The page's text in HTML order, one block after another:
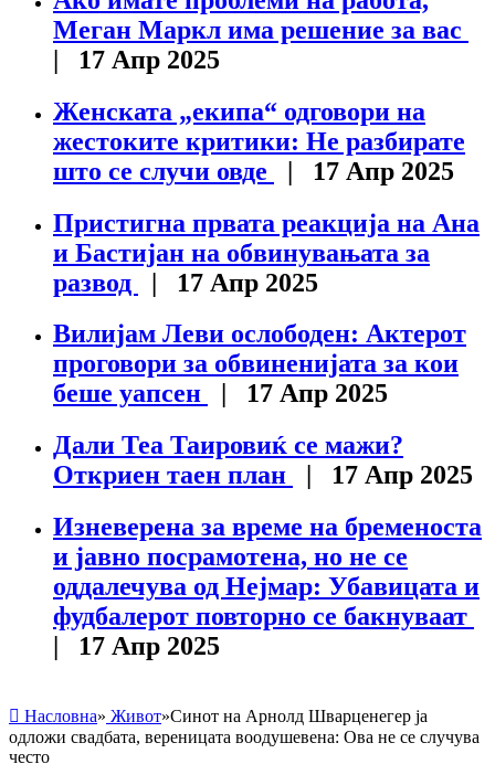
Меган Маркл има решение за вас
| 17 Апр 2025
Женската „екипа“ одговори на
жестоките критики: Не разбирате
што се случи овде
| 17 Апр 2025
Пристигна првата реакција на Ана
и Бастијан на обвинувањата за
развод
| 17 Апр 2025
Вилијам Леви ослободен: Актерот
проговори за обвиненијата за кои
беше уапсен
| 17 Апр 2025
Дали Теа Таировиќ се мажи?
Откриен таен план
| 17 Апр 2025
Изневерена за време на бременоста
и јавно посрамотена, но не се
оддалечува од Нејмар: Убавицата и
фудбалерот повторно се бакнуваат
| 17 Апр 2025
Насловна» Живот»Синот на Арнолд Шварценегер ја
одложи свадбата, вереницата воодушевена: Ова не се случува
често